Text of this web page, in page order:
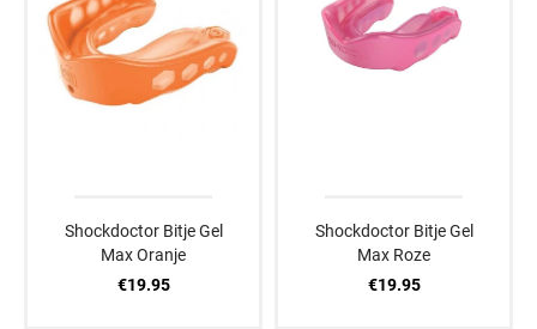
Shockdoctor Bitje Gel
Max Oranje
€19.95
Shockdoctor Bitje Gel
Max Roze
€19.95